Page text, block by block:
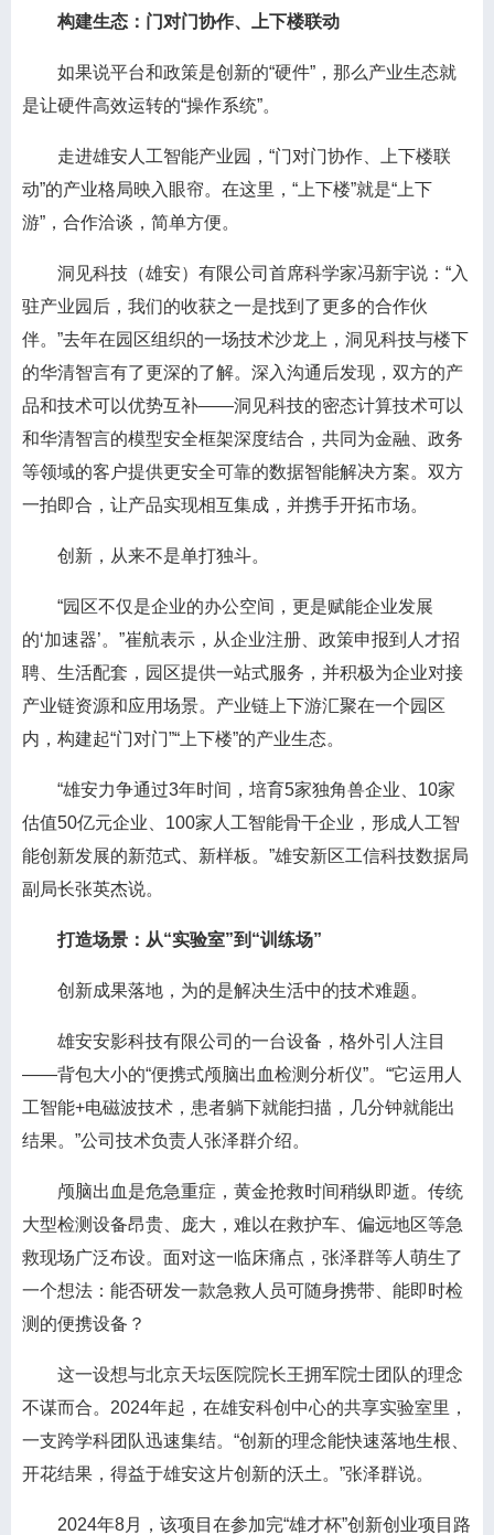
构建生态：门对门协作、上下楼联动
如果说平台和政策是创新的“硬件”，那么产业生态就
是让硬件高效运转的“操作系统”。
走进雄安人工智能产业园，“门对门协作、上下楼联
动”的产业格局映入眼帘。在这里，“上下楼”就是“上下
游”，合作洽谈，简单方便。
洞见科技（雄安）有限公司首席科学家冯新宇说：“入
驻产业园后，我们的收获之一是找到了更多的合作伙
伴。”去年在园区组织的一场技术沙龙上，洞见科技与楼下
的华清智言有了更深的了解。深入沟通后发现，双方的产
品和技术可以优势互补——洞见科技的密态计算技术可以
和华清智言的模型安全框架深度结合，共同为金融、政务
等领域的客户提供更安全可靠的数据智能解决方案。双方
一拍即合，让产品实现相互集成，并携手开拓市场。
创新，从来不是单打独斗。
“园区不仅是企业的办公空间，更是赋能企业发展
的‘加速器’。”崔航表示，从企业注册、政策申报到人才招
聘、生活配套，园区提供一站式服务，并积极为企业对接
产业链资源和应用场景。产业链上下游汇聚在一个园区
内，构建起“门对门”“上下楼”的产业生态。
“雄安力争通过3年时间，培育5家独角兽企业、10家
估值50亿元企业、100家人工智能骨干企业，形成人工智
能创新发展的新范式、新样板。”雄安新区工信科技数据局
副局长张英杰说。
打造场景：从“实验室”到“训练场”
创新成果落地，为的是解决生活中的技术难题。
雄安安影科技有限公司的一台设备，格外引人注目
——背包大小的“便携式颅脑出血检测分析仪”。“它运用人
工智能+电磁波技术，患者躺下就能扫描，几分钟就能出
结果。”公司技术负责人张泽群介绍。
颅脑出血是危急重症，黄金抢救时间稍纵即逝。传统
大型检测设备昂贵、庞大，难以在救护车、偏远地区等急
救现场广泛布设。面对这一临床痛点，张泽群等人萌生了
一个想法：能否研发一款急救人员可随身携带、能即时检
测的便携设备？
这一设想与北京天坛医院院长王拥军院士团队的理念
不谋而合。2024年起，在雄安科创中心的共享实验室里，
一支跨学科团队迅速集结。“创新的理念能快速落地生根、
开花结果，得益于雄安这片创新的沃土。”张泽群说。
2024年8月，该项目在参加完“雄才杯”创新创业项目路